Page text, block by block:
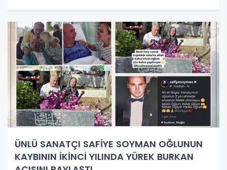
ÜNLÜ SANATÇI SAFİYE SOYMAN OĞLUNUN
KAYBININ İKİNCİ YILINDA YÜREK BURKAN